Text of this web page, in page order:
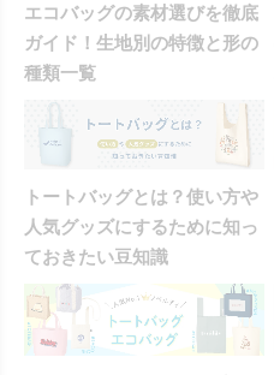
エコバッグの素材選びを徹底
ガイド！生地別の特徴と形の
種類一覧
トートバッグとは？使い方や
人気グッズにするために知っ
ておきたい豆知識